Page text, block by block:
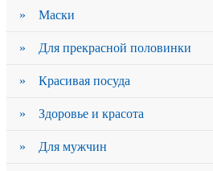
» Маски
» Для прекрасной половинки
» Красивая посуда
» Здоровье и красота
» Для мужчин